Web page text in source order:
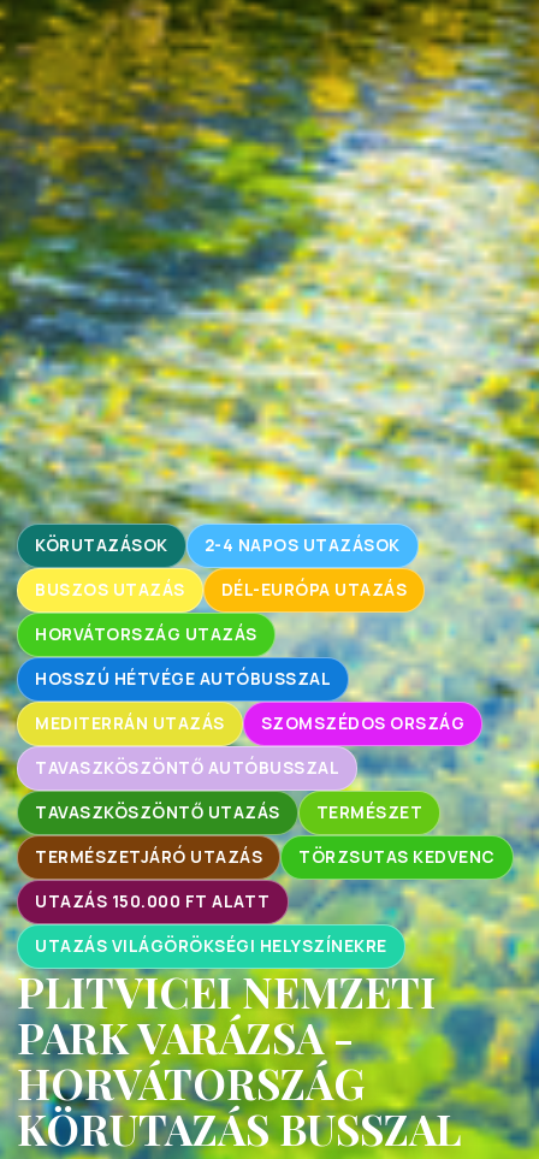
KÖRUTAZÁSOK 2-4 NAPOS UTAZÁSOK
BUSZOS UTAZÁS DÉL-EURÓPA UTAZÁS
HORVÁTORSZÁG UTAZÁS
HOSSZÚ HÉTVÉGE AUTÓBUSSZAL
MEDITERRÁN UTAZÁS SZOMSZÉDOS ORSZÁG
TAVASZKÖSZÖNTŐ AUTÓBUSSZAL
TAVASZKÖSZÖNTŐ UTAZÁS TERMÉSZET
TERMÉSZETJÁRÓ UTAZÁS TÖRZSUTAS KEDVENC
UTAZÁS 150.000 FT ALATT
UTAZÁS VILÁGÖRÖKSÉGI HELYSZÍNEKRE
PLITVICEI NEMZETI
PARK VARÁZSA -
HORVÁTORSZÁG
KÖRUTAZÁS BUSSZAL